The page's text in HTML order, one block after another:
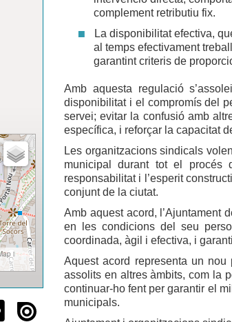
complement retributiu fix.
La disponibilitat efectiva,
al temps efectivament
garantint criteris de
Amb aquesta regulació
disponibilitat i el compromís del
servei; evitar la confusió amb
específica, i reforçar la capacitat
Les organitzacions sindicals
municipal durant tot el procés
responsabilitat i l’esperit
conjunt de la ciutat.
Amb aquest acord, l’Ajuntament
en les condicions del seu
coordinada, àgil i efectiva, i
Aquest acord representa un
assolits en altres àmbits, com la
continuar-ho fent per garantir el
municipals.